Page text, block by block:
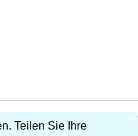
Teilen Sie Ihre